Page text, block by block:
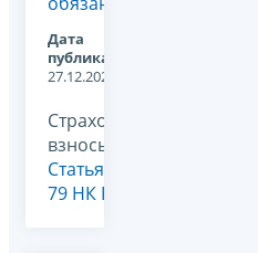
Дата
публикации:
27.12.2024
Страховые
взносы,
Статья
79 НК РФ